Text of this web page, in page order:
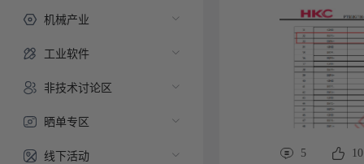
机械产业
工业软件
非技术讨论区
晒单专区
线下活动 5 10